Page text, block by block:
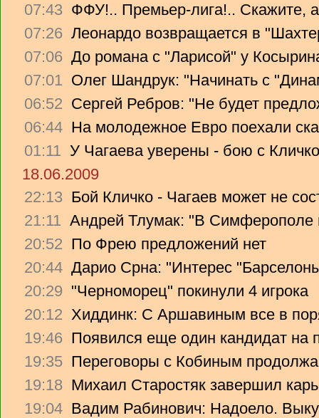
07:43 ФФУ!.. Премьер-лига!.. Скажите,
07:26 Леонардо возвращается в
07:06 До романа с "Ларисой" у
07:01 Олег Шандрук: "Начинать с
06:52 Сергей Ребров: "Не будет
06:44 На молодежное Евро поехали
01:11 У Чагаева уверены - бою с
18.06.2009
22:13 Бой Кличко - Чагаев может не
21:11 Андрей Тлумак: "В Симферополе
20:52 По Фрею предложений нет
20:44 Дарио Срна: "Интерес
20:29 "Черноморец" покинули 4 игрока
20:12 Хиддинк: С Аршавиным все в
19:46 Появился еще один кандидат на
19:35 Переговоры с Кобиным
19:18 Михаил Старостяк завершил
19:04 Вадим Рабинович: Надоело.